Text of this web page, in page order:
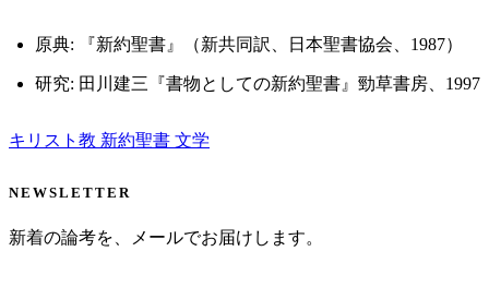
原典: 『新約聖書』（新共同訳、日本聖書協会、1987）
研究: 田川建三『書物としての新約聖書』勁草書房、1997
キリスト教 新約聖書 文学
NEWSLETTER
新着の論考を、メールでお届けします。